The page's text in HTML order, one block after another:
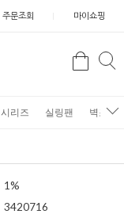
주문조회 마이쇼핑
검
시리즈 실링팬 벽조명
1%
3420716